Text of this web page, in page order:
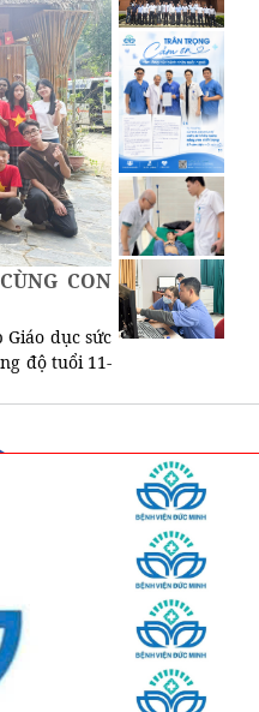
CON
Giáo dục sức
độ tuổi 11-